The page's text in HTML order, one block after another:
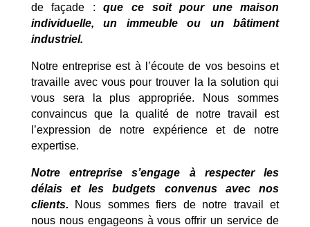
de façade :que ce soit pour une maison
individuelle, un immeuble ou un bâtiment
industriel.
Notre entreprise est à l’écoute de vos besoins et
travaille avec vous pour trouver la la solution qui
vous sera la plus appropriée. Nous sommes
convaincus que la qualité de notre travail est
l’expression de notre expérience et de notre
expertise.
Notre entreprise s’engage à respecter les
délais et les budgets convenus avec nos
clients. Nous sommes fiers de notre travail et
nous nous engageons à vous offrir un service de